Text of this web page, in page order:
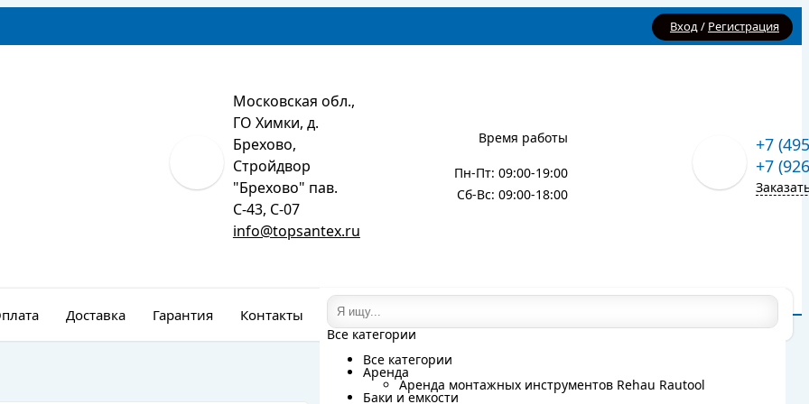
Вход/ Регистрация
Московская обл.,
ГО Химки, д.
Брехово,
Стройдвор
"Брехово" пав.
С-43, С-07
info@topsantex.ru
Время работы
Пн-Пт: 09:00-19:00
Сб-Вс: 09:00-18:00
+7
+7
Все категории
Все категории
Аренда
Аренда монтажных инструментов Rehau Rautool
Баки и емкости
Все категории
Все категории
Аренда
Аренда монтажных инструментов Rehau Rautool
Баки и емкости
Доставка Гарантия Контакты Монтаж